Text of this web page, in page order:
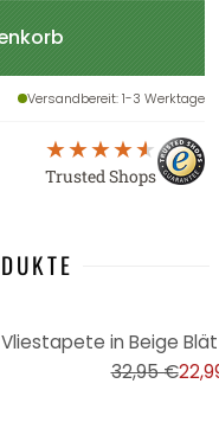
Versandbereit: 1-3 Werktage
Trusted Shops
Vliestapete in Beige
32,95 €